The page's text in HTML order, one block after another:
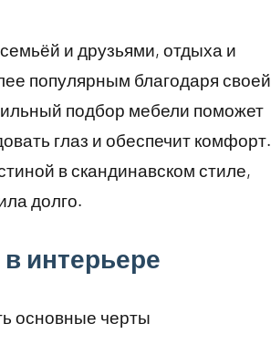
и друзьями, отдыха и
популярным благодаря своей
подбор мебели поможет
глаз и обеспечит комфорт.
в скандинавском стиле,
долго.
интерьере
основные черты